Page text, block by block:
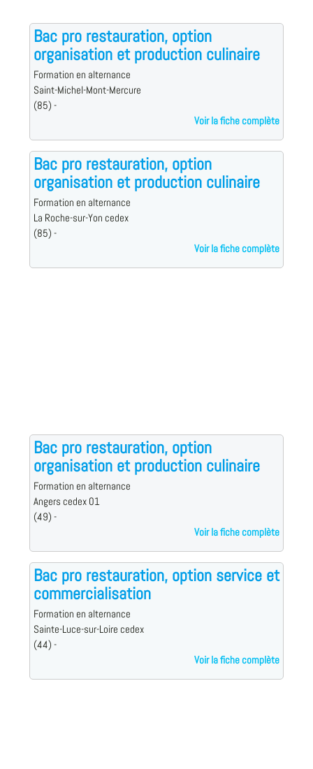
Bac pro restauration, option
organisation et production culinaire
Formation en alternance
Saint-Michel-Mont-Mercure
(85) -
Voir la fiche complète
Bac pro restauration, option
organisation et production culinaire
Formation en alternance
La Roche-sur-Yon cedex
(85) -
Voir la fiche complète
Bac pro restauration, option
organisation et production culinaire
Formation en alternance
Angers cedex 01
(49) -
Voir la fiche complète
Bac pro restauration, option service et
commercialisation
Formation en alternance
Sainte-Luce-sur-Loire cedex
(44) -
Voir la fiche complète